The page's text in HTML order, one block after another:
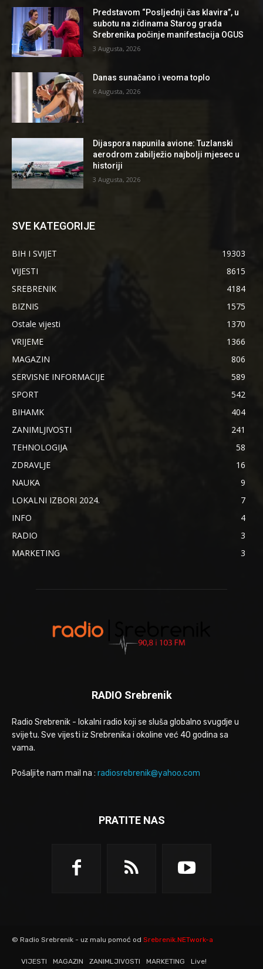
Predstavom “Posljednji čas klavira”, u
subotu na zidinama Starog grada
Srebrenika počinje manifestacija OGUS
3 Augusta, 2026
Danas sunačano i veoma toplo
6 Augusta, 2026
Dijaspora napunila avione: Tuzlanski
aerodrom zabilježio najbolji mjesec u
historiji
3 Augusta, 2026
SVE KATEGORIJE
BIH I SVIJET
19303
VIJESTI
8615
SREBRENIK
4184
BIZNIS
1575
Ostale vijesti
1370
VRIJEME
1366
MAGAZIN
806
SERVISNE INFORMACIJE
589
SPORT
542
BIHAMK
404
ZANIMLJIVOSTI
241
TEHNOLOGIJA
58
ZDRAVLJE
16
NAUKA
9
LOKALNI IZBORI 2024.
7
INFO
4
RADIO
3
MARKETING
3
RADIO Srebrenik
Radio Srebrenik - lokalni radio koji se sluša globalno svugdje u
svijetu. Sve vijesti iz Srebrenika i okoline već 40 godina sa
vama.
Pošaljite nam mail na : radiosrebrenik@yahoo.com
PRATITE NAS
© Radio Srebrenik - uz malu pomoć od Srebrenik.NETwork-a
VIJESTI MAGAZIN ZANIMLJIVOSTI MARKETING Live!